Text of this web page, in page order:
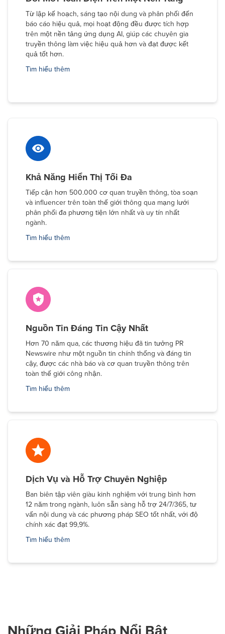
Từ lập kế hoạch, sáng tạo nội dung và phân phối đến
báo cáo hiệu quả, mọi hoạt động đều được tích hợp
trên một nền tảng ứng dụng AI, giúp các chuyên gia
truyền thông làm việc hiệu quả hơn và đạt được kết
quả tốt hơn.
Tìm hiểu thêm
Khả Năng Hiển Thị Tối Đa
Tiếp cận hơn 500.000 cơ quan truyền thông, tòa soạn
và influencer trên toàn thế giới thông qua mạng lưới
phân phối đa phương tiện lớn nhất và uy tín nhất
ngành.
Tìm hiểu thêm
Nguồn Tin Đáng Tin Cậy Nhất
Hơn 70 năm qua, các thương hiệu đã tin tưởng PR
Newswire như một nguồn tin chính thống và đáng tin
cậy, được các nhà báo và cơ quan truyền thông trên
toàn thế giới công nhận.
Tìm hiểu thêm
Dịch Vụ và Hỗ Trợ Chuyên Nghiệp
Ban biên tập viên giàu kinh nghiệm với trung bình hơn
12 năm trong ngành, luôn sẵn sàng hỗ trợ 24/7/365, tư
vấn nội dung và các phương pháp SEO tốt nhất, với độ
chính xác đạt 99,9%.
Tìm hiểu thêm